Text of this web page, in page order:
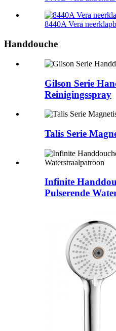
8440A Vera
Handdouche
Gilson Serie
Reinigingsspray
Talis Serie
Infinite
Pulserende